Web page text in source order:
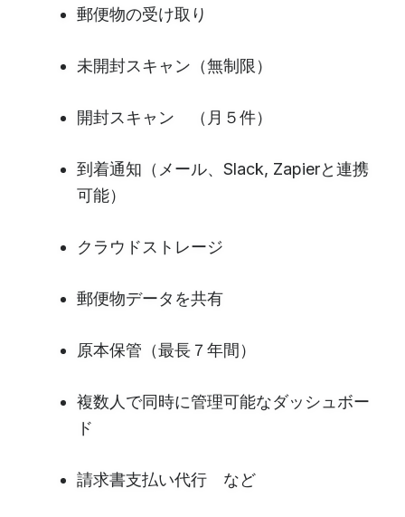
郵便物の受け取り
未開封スキャン（無制限）
開封スキャン （月５件）
到着通知（メール、Slack, Zapierと連携
可能）
クラウドストレージ
郵便物データを共有
原本保管（最長７年間）
複数人で同時に管理可能なダッシュボー
ド
請求書支払い代行 など